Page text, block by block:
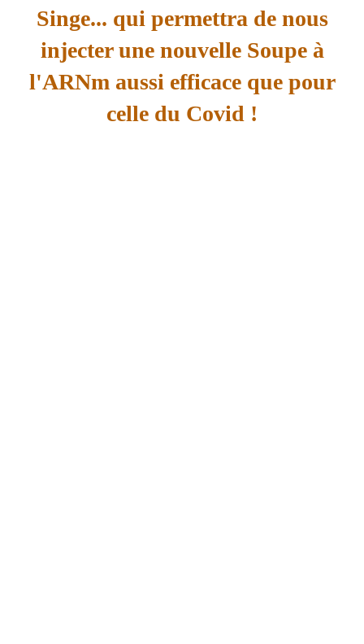
Singe... qui permettra de nous
injecter une nouvelle Soupe à
l'ARNm aussi efficace que pour
celle du Covid !